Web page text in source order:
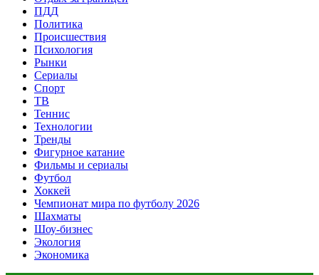
ПДД
Политика
Происшествия
Психология
Рынки
Сериалы
Спорт
ТВ
Теннис
Технологии
Тренды
Фигурное катание
Фильмы и сериалы
Футбол
Хоккей
Чемпионат мира по футболу 2026
Шахматы
Шоу-бизнес
Экология
Экономика